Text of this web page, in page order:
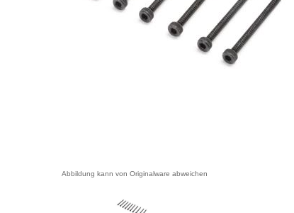
Abbildung kann von Originalware abweichen